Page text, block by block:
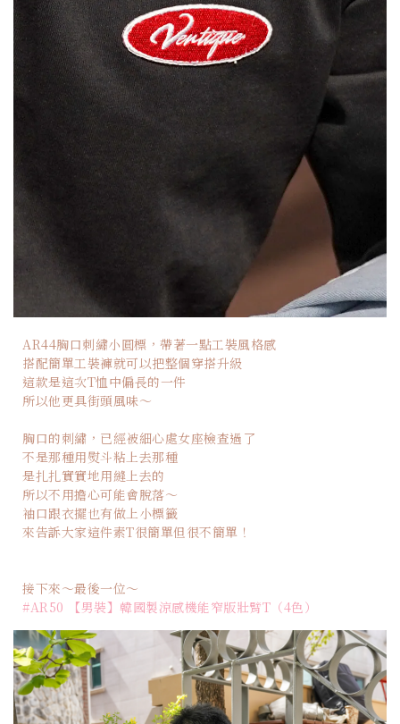
AR44胸口刺繡小圓標，帶著一點工裝風格感
搭配簡單工裝褲就可以把整個穿搭升級
這款是這次T恤中偏長的一件
所以他更具街頭風味～
胸口的刺繡，已經被細心處女座檢查過了
不是那種用熨斗粘上去那種
是扎扎實實地用縫上去的
所以不用擔心可能會脫落～
袖口跟衣擺也有做上小標籤
來告訴大家這件素T很簡單但很不簡單！
接下來～最後一位～
#AR50 【男裝】韓國製涼感機能窄版壯臂T（4色）